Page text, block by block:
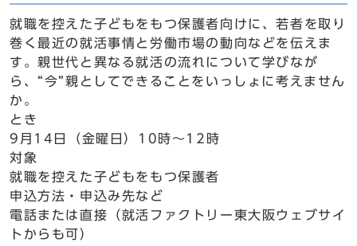
就職を控えた子どもをもつ保護者向けに、若者を取り
巻く最近の就活事情と労働市場の動向などを伝えま
す。親世代と異なる就活の流れについて学びなが
ら、“今”親としてできることをいっしょに考えません
か。
とき
9月14日（金曜日）10時～12時
対象
就職を控えた子どもをもつ保護者
申込方法・申込み先など
電話または直接（就活ファクトリー東大阪ウェブサイ
トからも可）